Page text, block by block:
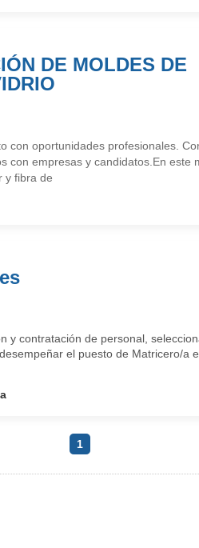
DE MOLDES DE
con oportunidades profesionales.
con empresas y candidatos.En este
y fibra de
y contratación de personal,
el puesto de Matricero/a
1